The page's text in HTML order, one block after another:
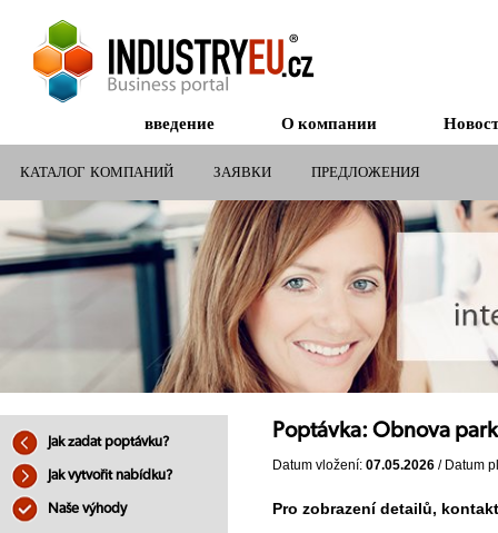
введение О компании
КАТАЛОГ КОМПАНИЙ ЗАЯВКИ ПРЕДЛОЖЕНИЯ
СУБСИДИИ ДЛЯ КОМПАНИЙ
Jak zadat poptávku?
Jak vytvořit nabídku?
Naše výhody
Poptávka: Obnova
Datum vložení: 07.05.2026 / Datum
Pro zobrazení detailů,